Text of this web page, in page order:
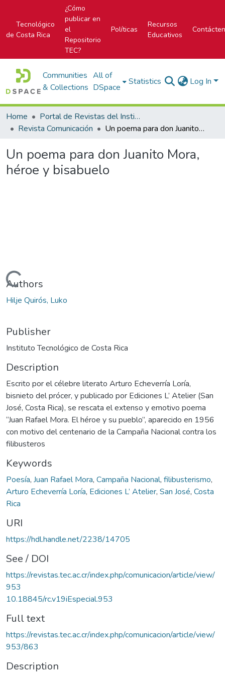
Tecnológico
de Costa Rica
¿Cómo
publicar en
el
Repositorio
TEC?
Políticas
Recursos
Educativos
Communities
& Collections
All of
DSpace
Statistics Log In
Home
Portal de Revistas del Instituto Tecnológico de Costa Rica
Revista Comunicación
Un poema para don Juanito Mora, héroe y bisabuelo
Un poema para don Juanito Mora,
héroe y bisabuelo
Loading...
Authors
Hilje Quirós, Luko
Publisher
Instituto Tecnológico de Costa Rica
Description
Escrito por el célebre literato Arturo Echeverría Loría,
bisnieto del prócer, y publicado por Ediciones L’ Atelier (San
José, Costa Rica), se rescata el extenso y emotivo poema
“Juan Rafael Mora. El héroe y su pueblo”, aparecido en 1956
con motivo del centenario de la Campaña Nacional contra los
filibusteros
Keywords
Poesía, Juan Rafael Mora, Campaña Nacional, filibusterismo,
Arturo Echeverría Loría, Ediciones L’ Atelier, San José, Costa
Rica
URI
https://hdl.handle.net/2238/14705
See / DOI
https://revistas.tec.ac.cr/index.php/comunicacion/article/view/
953
10.18845/rc.v19iEspecial.953
Full text
https://revistas.tec.ac.cr/index.php/comunicacion/article/view/
953/863
Description